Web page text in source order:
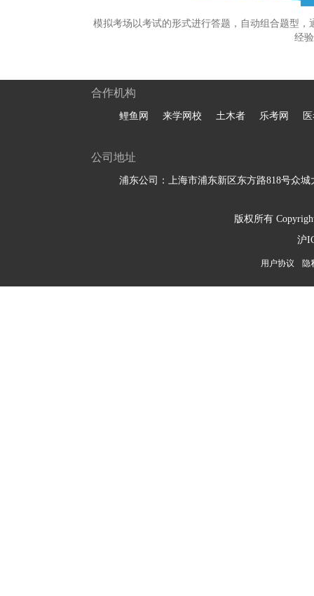
模拟考场以考试的形式进行答题，自动组合题型
经
合作机构
鲤鱼网 来学网校 土木者 乐考网
公司地址
浦东公司：上海市浦东新区东方路818号众城
版权所有
沪
用户协议 隐